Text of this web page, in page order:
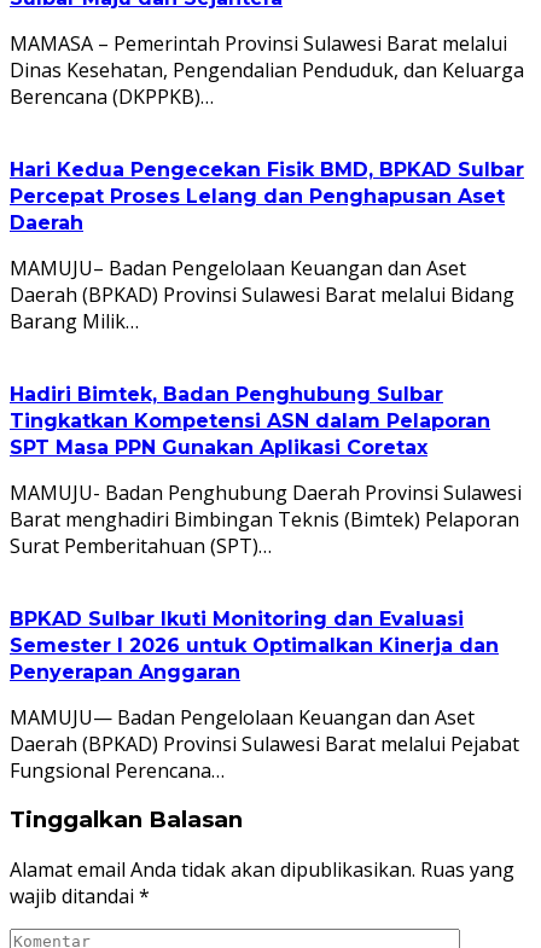
MAMASA – Pemerintah Provinsi Sulawesi Barat melalui
Dinas Kesehatan, Pengendalian Penduduk, dan Keluarga
Berencana (DKPPKB)…
Hari Kedua Pengecekan Fisik BMD, BPKAD Sulbar
Percepat Proses Lelang dan Penghapusan Aset
Daerah
MAMUJU– Badan Pengelolaan Keuangan dan Aset
Daerah (BPKAD) Provinsi Sulawesi Barat melalui Bidang
Barang Milik…
Hadiri Bimtek, Badan Penghubung Sulbar
Tingkatkan Kompetensi ASN dalam Pelaporan
SPT Masa PPN Gunakan Aplikasi Coretax
MAMUJU- Badan Penghubung Daerah Provinsi Sulawesi
Barat menghadiri Bimbingan Teknis (Bimtek) Pelaporan
Surat Pemberitahuan (SPT)…
BPKAD Sulbar Ikuti Monitoring dan Evaluasi
Semester I 2026 untuk Optimalkan Kinerja dan
Penyerapan Anggaran
MAMUJU— Badan Pengelolaan Keuangan dan Aset
Daerah (BPKAD) Provinsi Sulawesi Barat melalui Pejabat
Fungsional Perencana…
Tinggalkan Balasan
Alamat email Anda tidak akan dipublikasikan. Ruas yang
wajib ditandai *